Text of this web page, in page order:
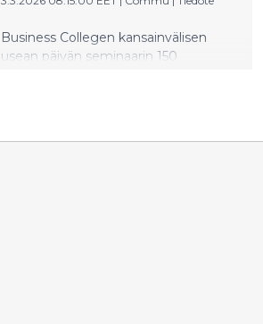
Business Collegen kansainvälisen
usean päivän seminaarin 150